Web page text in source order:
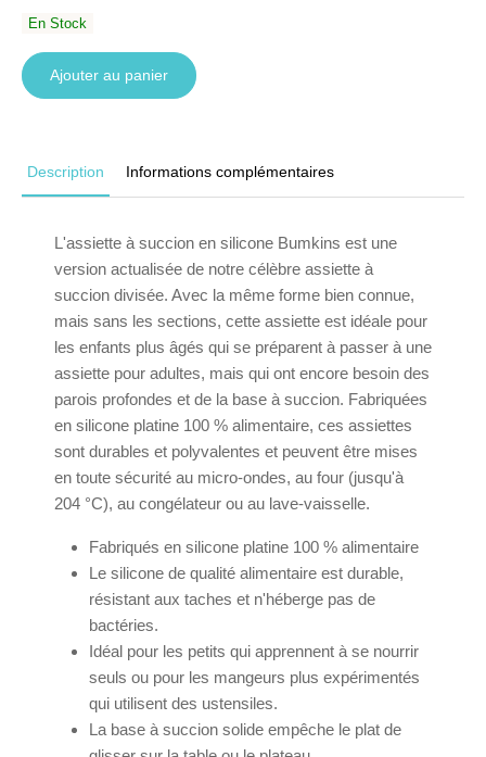
En Stock
Ajouter au panier
Description Informations complémentaires
L'assiette à succion en silicone Bumkins est une
version actualisée de notre célèbre assiette à
succion divisée. Avec la même forme bien connue,
mais sans les sections, cette assiette est idéale pour
les enfants plus âgés qui se préparent à passer à une
assiette pour adultes, mais qui ont encore besoin des
parois profondes et de la base à succion. Fabriquées
en silicone platine 100 % alimentaire, ces assiettes
sont durables et polyvalentes et peuvent être mises
en toute sécurité au micro-ondes, au four (jusqu'à
204 °C), au congélateur ou au lave-vaisselle.
Fabriqués en silicone platine 100 % alimentaire
Le silicone de qualité alimentaire est durable,
résistant aux taches et n'héberge pas de
bactéries.
Idéal pour les petits qui apprennent à se nourrir
seuls ou pour les mangeurs plus expérimentés
qui utilisent des ustensiles.
La base à succion solide empêche le plat de